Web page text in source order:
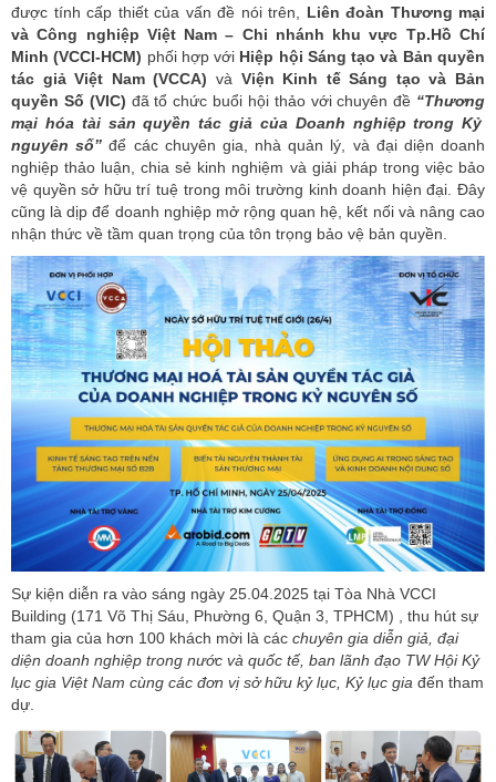
được tính cấp thiết của vấn đề nói trên, Liên đoàn Thương mại
và Công nghiệp Việt Nam – Chi nhánh khu vực Tp.Hồ Chí
Minh (VCCI-HCM) phối hợp với Hiệp hội Sáng tạo và Bản quyền
tác giả Việt Nam (VCCA) và Viện Kinh tế Sáng tạo và Bản
quyền Số (VIC) đã tổ chức buổi hội thảo với chuyên đề “Thương
mại hóa tài sản quyền tác giả của Doanh nghiệp trong Kỷ
nguyênsố” để các chuyên gia, nhà quản lý, và đại diện doanh
nghiệp thảo luận, chia sẻ kinh nghiệm và giải pháp trong việc bảo
vệ quyền sở hữu trí tuệ trong môi trường kinh doanh hiện đại. Đây
cũng là dịp để doanh nghiệp mở rộng quan hệ, kết nối và nâng cao
nhận thức về tầm quan trọng của tôn trọng bảo vệ bản quyền.
Sự kiện diễn ra vào sáng ngày 25.04.2025 tại Tòa Nhà VCCI
Building (171 Võ Thị Sáu, Phường 6, Quận 3, TPHCM) , thu hút sự
tham gia của hơn 100 khách mời là các chuyên gia diễn giả, đại
diện doanh nghiệp trong nước và quốc tế, ban lãnh đạo TW Hội Kỷ
lục gia Việt Nam cùng các đơn vị sở hữu kỷ lục, Kỷ lục gia đến tham
dự.